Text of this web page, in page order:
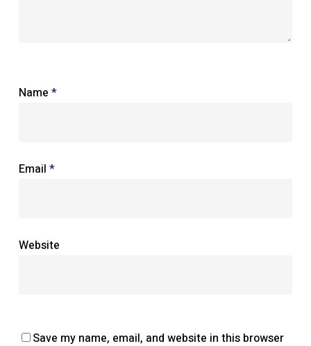
Name *
Email *
Website
Save my name, email, and website in this browser